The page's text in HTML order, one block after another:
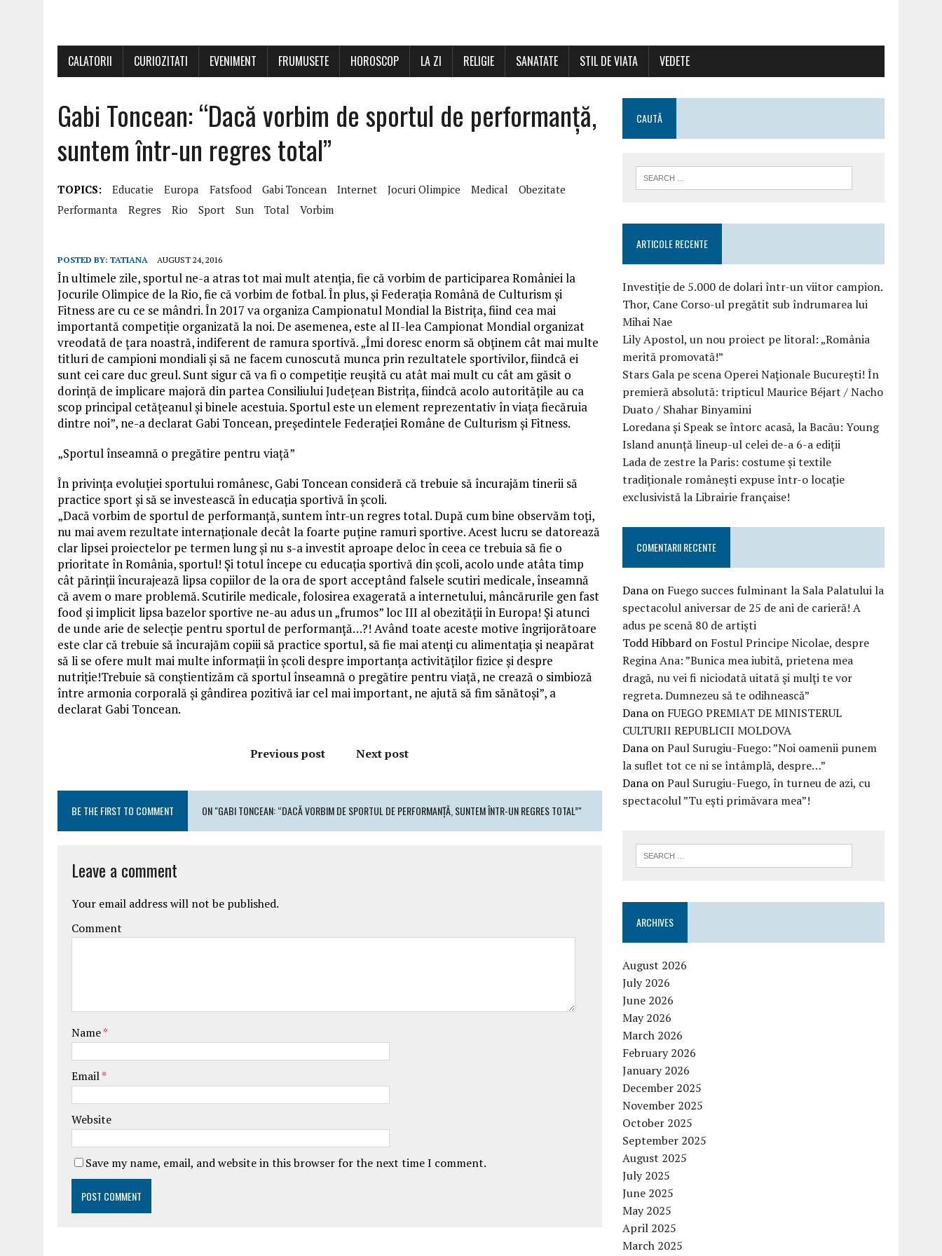
CALATORII CURIOZITATI EVENIMENT FRUMUSETE HOROSCOP LA ZI RELIGIE SANATATE STIL DE VIATA VEDETE
Gabi Toncean: “Dacă vorbim de sportul de performanță,
suntem într-un regres total”
TOPICS: Educatie Europa Fatsfood Gabi Toncean Internet Jocuri Olimpice Medical
Obezitate
Performanta
Regres Rio Sport Sun Total Vorbim
POSTED BY: TATIANA AUGUST 24, 2016
În ultimele zile, sportul ne-a atras tot mai mult atenția, fie că vorbim de participarea României la
Jocurile Olimpice de la Rio, fie că vorbim de fotbal. În plus, și Federația Română de Culturism și
Fitness are cu ce se mândri. În 2017 va organiza Campionatul Mondial la Bistrița, fiind cea mai
importantă competiție organizată la noi. De asemenea, este al II-lea Campionat Mondial organizat
vreodată de țara noastră, indiferent de ramura sportivă. „Îmi doresc enorm să obținem cât mai multe
titluri de campioni mondiali și să ne facem cunoscută munca prin rezultatele sportivilor, fiindcă ei
sunt cei care duc greul. Sunt sigur că va fi o competiție reușită cu atât mai mult cu cât am găsit o
dorință de implicare majoră din partea Consiliului Județean Bistrița, fiindcă acolo autoritățile au ca
scop principal cetățeanul și binele acestuia. Sportul este un element reprezentativ în viața fiecăruia
dintre noi”, ne-a declarat Gabi Toncean, președintele Federației Române de Culturism și Fitness.
„Sportul înseamnă o pregătire pentru viață”
În privința evoluției sportului românesc, Gabi Toncean consideră că trebuie să încurajăm tinerii să
practice sport și să se investească în educația sportivă în școli.
„Dacă vorbim de sportul de performanță, suntem într-un regres total. După cum bine observăm toți,
nu mai avem rezultate internaționale decât la foarte puține ramuri sportive. Acest lucru se datorează
clar lipsei proiectelor pe termen lung și nu s-a investit aproape deloc în ceea ce trebuia să fie o
prioritate în România, sportul! Și totul începe cu educația sportivă din școli, acolo unde atâta timp
cât părinții încurajează lipsa copiilor de la ora de sport acceptând falsele scutiri medicale, înseamnă
că avem o mare problemă. Scutirile medicale, folosirea exagerată a internetului, mâncărurile gen fast
food și implicit lipsa bazelor sportive ne-au adus un „frumos” loc III al obezității în Europa! Și atunci
de unde arie de selecție pentru sportul de performanță…?! Având toate aceste motive îngrijorătoare
este clar că trebuie să încurajăm copiii să practice sportul, să fie mai atenți cu alimentația și neapărat
să li se ofere mult mai multe informații în școli despre importanța activităților fizice și despre
nutriție!Trebuie să conștientizăm că sportul înseamnă o pregătire pentru viață, ne crează o simbioză
între armonia corporală și gândirea pozitivă iar cel mai important, ne ajută să fim sănătoși”, a
declarat Gabi Toncean.
Previous post Next post
BE THE FIRST TO COMMENT ON "GABI TONCEAN: “DACĂ VORBIM DE SPORTUL DE PERFORMANȚĂ, SUNTEM ÎNTR-UN REGRES TOTAL”"
Leave a comment
Your email address will not be published.
Comment
Name*
Email*
Website
Save my name, email, and website in this browser for the next time I comment.
CAUTĂ
ARTICOLE RECENTE
Investiție de 5.000 de dolari într-un viitor campion.
Thor, Cane Corso-ul pregătit sub îndrumarea lui
Mihai Nae
Lily Apostol, un nou proiect pe litoral: „România
merită promovată!”
Stars Gala pe scena Operei Naționale București! În
premieră absolută: tripticul Maurice Béjart / Nacho
Duato / Shahar Binyamini
Loredana și Speak se întorc acasă, la Bacău: Young
Island anunță lineup-ul celei de-a 6-a ediții
Lada de zestre la Paris: costume și textile
tradiționale românești expuse într-o locație
exclusivistă la Librairie française!
COMENTARII RECENTE
Dana on Fuego succes fulminant la Sala Palatului la
spectacolul aniversar de 25 de ani de carieră! A
adus pe scenă 80 de artiști
Todd Hibbard on Fostul Principe Nicolae, despre
Regina Ana: ”Bunica mea iubită, prietena mea
dragă, nu vei fi niciodată uitată şi mulţi te vor
regreta. Dumnezeu să te odihnească”
Dana on FUEGO PREMIAT DE MINISTERUL
CULTURII REPUBLICII MOLDOVA
Dana onPaul Surugiu-Fuego: ”Noi oamenii punem
la suflet tot ce ni se întâmplă, despre…”
Dana onPaul Surugiu-Fuego, în turneu de azi, cu
spectacolul ”Tu ești primăvara mea”!
ARCHIVES
August 2026
July 2026
June 2026
May 2026
March 2026
February 2026
January 2026
December 2025
November 2025
October 2025
September 2025
August 2025
July 2025
June 2025
May 2025
April 2025
March 2025